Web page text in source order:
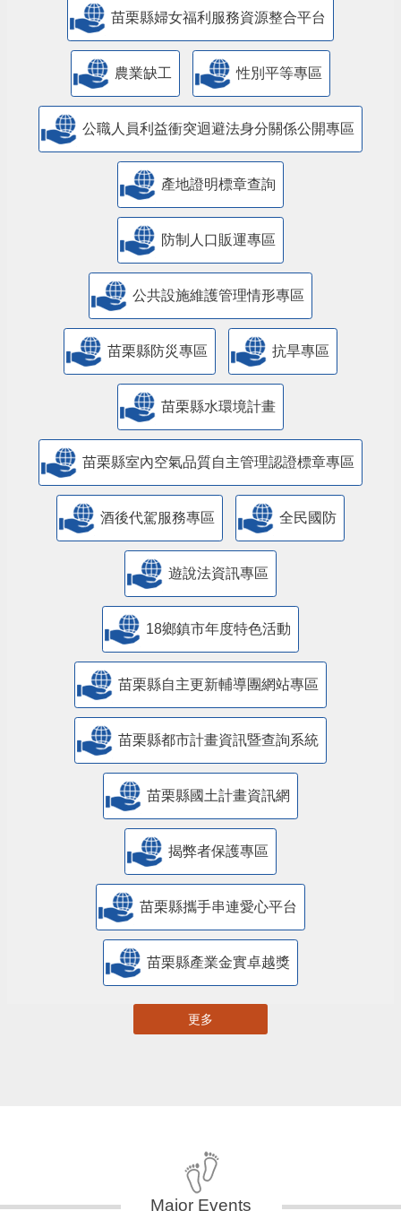
苗栗縣婦女福利服務資源整合平台
農業缺工 性別平等專區
公職人員利益衝突迴避法身分關係公開專區
產地證明標章查詢
防制人口販運專區
​公共設施維護管理情形專區
苗栗縣防災專區 抗旱專區
苗栗縣水環境計畫
苗栗縣室內空氣品質自主管理認證標章專區
酒後代駕服務專區 全民國防
遊說法資訊專區
18鄉鎮市年度特色活動
苗栗縣自主更新輔導團網站專區
苗栗縣都市計畫資訊暨查詢系統
苗栗縣國土計畫資訊網
揭弊者保護專區
苗栗縣攜手串連愛心平台
苗栗縣產業金實卓越獎
更多